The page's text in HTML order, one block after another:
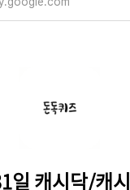
일 캐시닥/캐